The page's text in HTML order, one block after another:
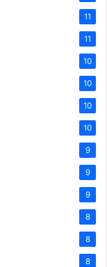
11
11
10
10
10
10
9
9
9
8
8
8